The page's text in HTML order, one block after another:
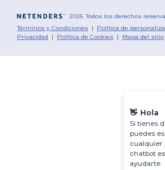
2026. Todos los derechos
Términos y Condiciones | Política de
Privacidad | Política de Cookies | Mapa del sitio
👋 Hola
Si tienes
puedes
cualquier
chatbot
ayudarte.